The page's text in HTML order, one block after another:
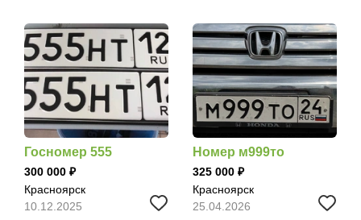
Госномер 555
300 000
Красноярск
10.12.2025
Номер м999то
325 000
Красноярск
25.04.2026